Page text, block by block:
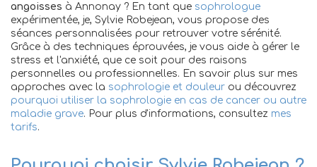
angoisses à Annonay ? En tant que sophrologue
expérimentée, je, Sylvie Robejean, vous propose des
séances personnalisées pour retrouver votre sérénité.
Grâce à des techniques éprouvées, je vous aide à gérer le
stress et l'anxiété, que ce soit pour des raisons
personnelles ou professionnelles. En savoir plus sur mes
approches avec la sophrologie et douleur ou découvrez
pourquoi utiliser la sophrologie en cas de cancer ou autre
maladie grave. Pour plus d'informations, consultez mes
tarifs.